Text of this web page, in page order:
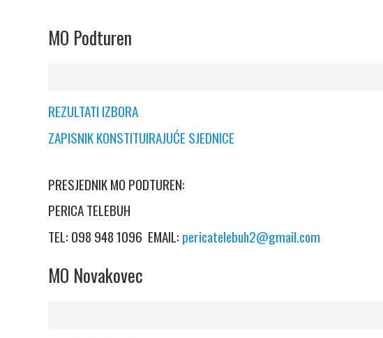
MO Podturen
REZULTATI IZBORA
ZAPISNIK KONSTITUIRAJUĆE SJEDNICE
PRESJEDNIK MO PODTUREN:
PERICA TELEBUH
TEL: 098 948 1096 EMAIL: pericatelebuh2@gmail.com
MO Novakovec